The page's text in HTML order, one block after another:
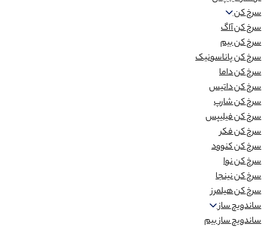
سرخ کن
سرخ کن آاگ
سرخ کن بیم
سرخ کن پاناسونیک
سرخ کن داما
سرخ کن داتیس
سرخ کن شارپ
سرخ کن فیلیپس
سرخ کن فکر
سرخ کن کنوود
سرخ کن نوا
سرخ کن نینجا
سرخ کن هیلمرز
ساندویچ ساز
ساندویچ ساز بیم